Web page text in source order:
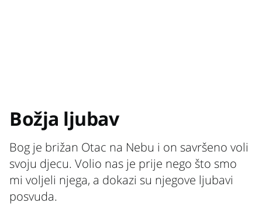
Božja ljubav
Bog je brižan Otac na Nebu i on savršeno voli
svoju djecu. Volio nas je prije nego što smo
mi voljeli njega, a dokazi su njegove ljubavi
posvuda.